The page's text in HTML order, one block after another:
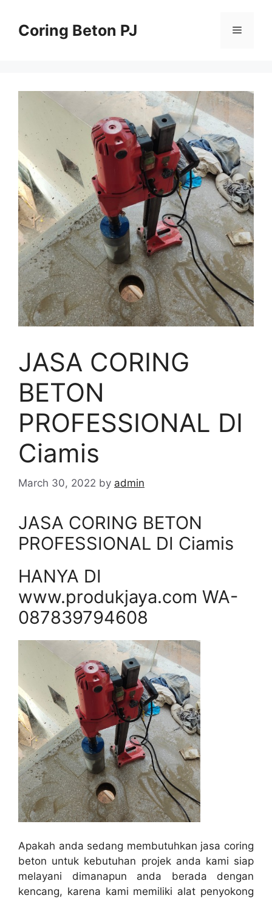
contentCoring Beton PJ Menu
JASA CORING
BETON
PROFESSIONAL DI
Ciamis
March 30, 2022 by admin
JASA CORING BETON
PROFESSIONAL DI Ciamis
HANYA DI
www.produkjaya.com WA-
087839794608
Apakah anda sedang membutuhkan jasa coring
beton untuk kebutuhan projek anda kami siap
melayani dimanapun anda berada dengan
kencang, karena kami memiliki alat penyokong